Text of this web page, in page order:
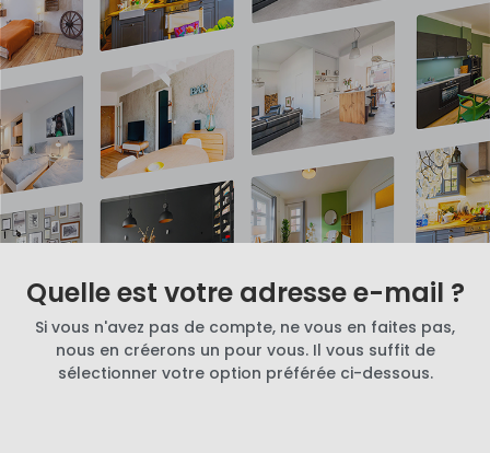
Quelle est votre adresse e-mail ?
Si vous n'avez pas de compte, ne vous en faites pas,
nous en créerons un pour vous. Il vous suffit de
sélectionner votre option préférée ci-dessous.